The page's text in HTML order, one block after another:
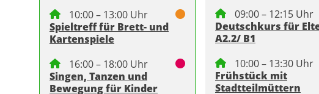
10:00 – 13:00 Uhr
Spieltreff für Brett- und
Kartenspiele
16:00 – 18:00 Uhr
Singen, Tanzen und
Bewegung für Kinder
09:00 – 12:15 Uhr
Deutschkurs für
A2.2/ B1
10:00 – 13:30 Uhr
Frühstück mit
Stadtteilmüttern